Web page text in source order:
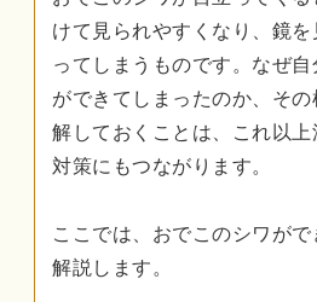
けて見られやすくなり、鏡
ってしまうものです。なぜ
ができてしまったのか、そ
解しておくことは、これ以
対策にもつながります。
ここでは、おでこのシワが
解説します。